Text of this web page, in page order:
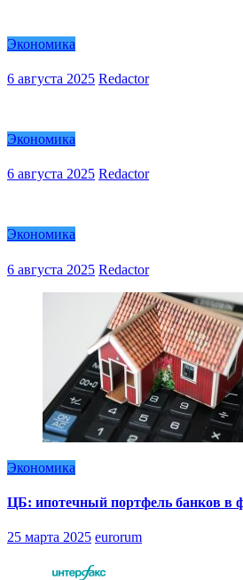
Экономика
6 августа 2025 Redactor
Экономика
6 августа 2025 Redactor
Экономика
6 августа 2025 Redactor
Экономика
ЦБ: ипотечный портфель банков в
25 марта 2025 eurorum